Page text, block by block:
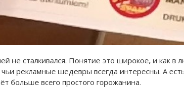
не сталкивался. Понятие это широкое, и как в
рекламные шедевры всегда интересны. А
больше всего простого горожанина.